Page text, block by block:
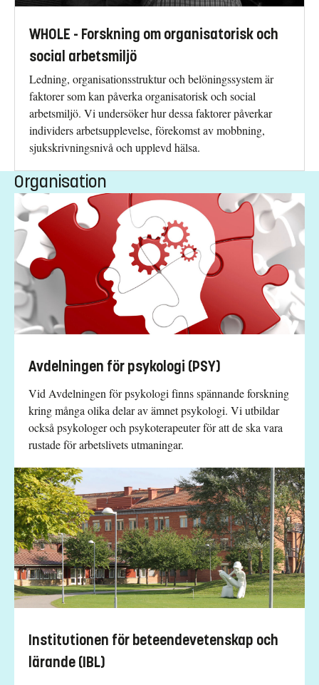
WHOLE - Forskning om organisatorisk och
social arbetsmiljö
Ledning, organisationsstruktur och belöningssystem är
faktorer som kan påverka organisatorisk och social
arbetsmiljö. Vi undersöker hur dessa faktorer påverkar
individers arbetsupplevelse, förekomst av mobbning,
sjukskrivningsnivå och upplevd hälsa.
Organisation
Avdelningen för psykologi (PSY)
Vid Avdelningen för psykologi finns spännande forskning
kring många olika delar av ämnet psykologi. Vi utbildar
också psykologer och psykoterapeuter för att de ska vara
rustade för arbetslivets utmaningar.
Institutionen för beteendevetenskap och
lärande (IBL)